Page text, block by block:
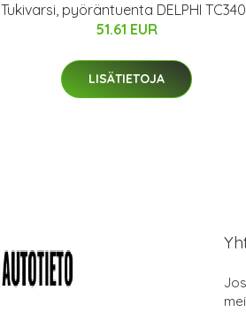
Tukivarsi, pyöräntuenta DELPHI
51.61 EUR
LISÄTIETOJA